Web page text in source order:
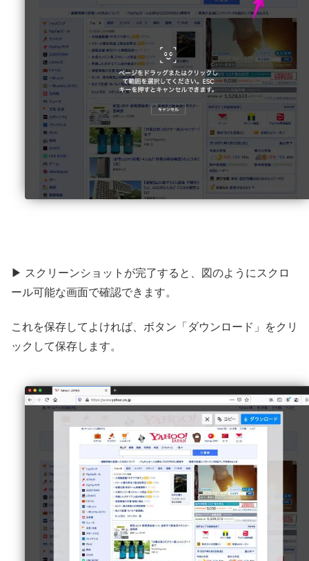
▶ スクリーンショットが完了すると、図のようにスクロ
ール可能な画面で確認できます。
これを保存してよければ、ボタン「ダウンロード」をクリ
ックして保存します。